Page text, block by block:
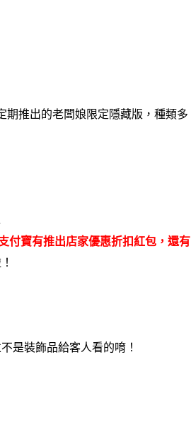
期推出的老闆娘限定隱藏版，種類多
付寶有推出店家優惠折扣紅包，還有
是裝飾品給客人看的唷！